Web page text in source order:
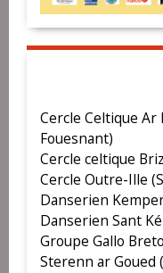
Cercle Celtique Ar
Fouesnant)
Cercle celtique
Cercle Outre-Ille
Danserien
Danserien Sant
Groupe Gallo
Sterenn ar Goued